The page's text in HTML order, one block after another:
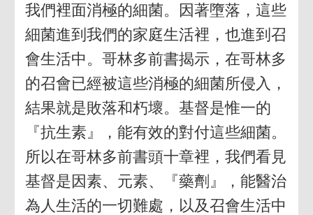
我們裡面消極的細菌。因著墮落，這些
細菌進到我們的家庭生活裡，也進到召
會生活中。哥林多前書揭示，在哥林多
的召會已經被這些消極的細菌所侵入，
結果就是敗落和朽壞。基督是惟一的
『抗生素』，能有效的對付這些細菌。
所以在哥林多前書頭十章裡，我們看見
基督是因素、元素、『藥劑』，能醫治
為人生活的一切難處，以及召會生活中